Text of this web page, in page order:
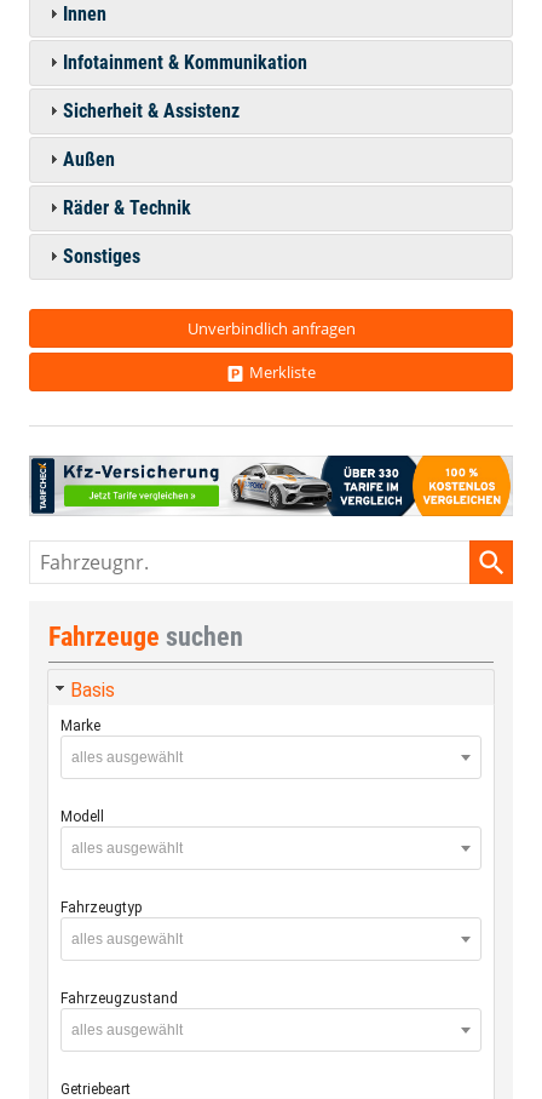
Innen
Infotainment & Kommunikation
Sicherheit & Assistenz
Außen
Räder & Technik
Sonstiges
Unverbindlich anfragen
Merkliste
Fahrzeugnr.
Fahrzeuge suchen
Basis
Marke
alles ausgewählt
Modell
alles ausgewählt
Fahrzeugtyp
alles ausgewählt
Fahrzeugzustand
alles ausgewählt
Getriebeart